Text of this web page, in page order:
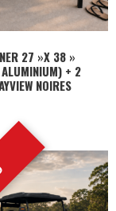
27 »X 38 »
ALUMINIUM) + 2
NOIRES